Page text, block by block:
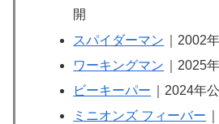
開
スパイダーマン
｜2002
ワーキングマン
｜2025
ビーキーパー
｜2024年
ミニオンズ フィーバー